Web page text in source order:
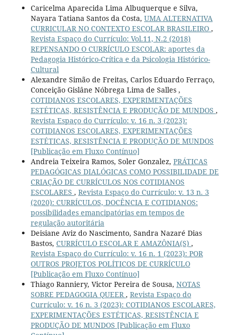
Caricelma Aparecida Lima Albuquerque e Silva,
Nayara Tatiana Santos da Costa, UMA ALTERNATIVA
CURRICULAR NO CONTEXTO ESCOLAR BRASILEIRO ,
Revista Espaço do Currículo: Vol.11, N.2 (2018)
REPENSANDO O CURRÍCULO ESCOLAR: aportes da
Pedagogia Histórico-Crítica e da Psicologia Histórico-
Cultural
Alexandre Simão de Freitas, Carlos Eduardo Ferraço,
Conceição Gislâne Nóbrega Lima de Salles ,
COTIDIANOS ESCOLARES, EXPERIMENTAÇÕES
ESTÉTICAS, RESISTÊNCIA E PRODUÇÃO DE MUNDOS ,
Revista Espaço do Currículo: v. 16 n. 3 (2023):
COTIDIANOS ESCOLARES, EXPERIMENTAÇÕES
ESTÉTICAS, RESISTÊNCIA E PRODUÇÃO DE MUNDOS
[Publicação em Fluxo Contínuo]
Andreia Teixeira Ramos, Soler Gonzalez, PRÁTICAS
PEDAGÓGICAS DIALÓGICAS COMO POSSIBILIDADE DE
CRIAÇÃO DE CURRÍCULOS NOS COTIDIANOS
ESCOLARES , Revista Espaço do Currículo: v. 13 n. 3
(2020): CURRÍCULOS, DOCÊNCIA E COTIDIANOS:
possibilidades emancipatórias em tempos de
regulação autoritária
Deisiane Aviz do Nascimento, Sandra Nazaré Dias
Bastos, CURRÍCULO ESCOLAR E AMAZÔNIA(S) ,
Revista Espaço do Currículo: v. 16 n. 1 (2023): POR
OUTROS PROJETOS POLÍTICOS DE CURRÍCULO
[Publicação em Fluxo Contínuo]
Thiago Ranniery, Victor Pereira de Sousa, NOTAS
SOBRE PEDAGOGIA QUEER, Revista Espaço do
Currículo: v. 16 n. 3 (2023): COTIDIANOS ESCOLARES,
EXPERIMENTAÇÕES ESTÉTICAS, RESISTÊNCIA E
PRODUÇÃO DE MUNDOS [Publicação em Fluxo